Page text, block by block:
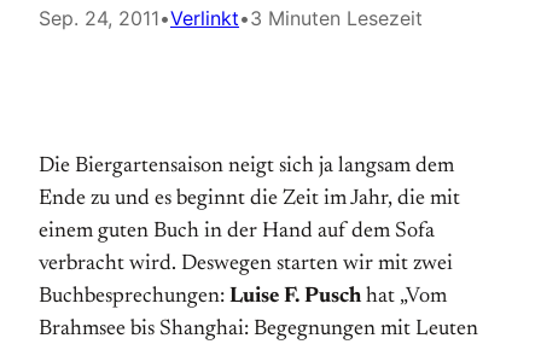
Sep. 24, 2011•Verlinkt•3 Minuten Lesezeit
Die Biergartensaison neigt sich ja langsam dem
Ende zu und es beginnt die Zeit im Jahr, die mit
einem guten Buch in der Hand auf dem Sofa
verbracht wird. Deswegen starten wir mit zwei
Buchbesprechungen: Luise F. Pusch hat „Vom
Brahmsee bis Shanghai: Begegnungen mit Leuten